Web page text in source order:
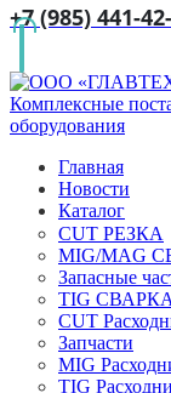
+7 (985) 441-
Главная
Новости
Каталог
CUT РЕЗКА
MIG/MAG
Запасные
TIG СВАРКА
CUT
Запчасти
MIG
TIG